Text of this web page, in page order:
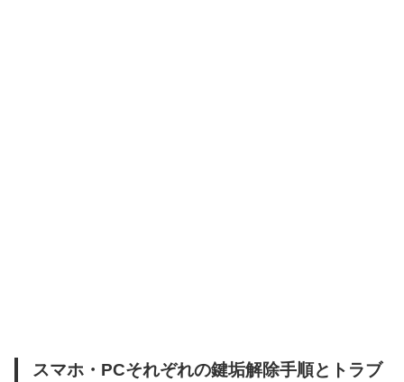
スマホ・PCそれぞれの鍵垢解除手順とトラブ